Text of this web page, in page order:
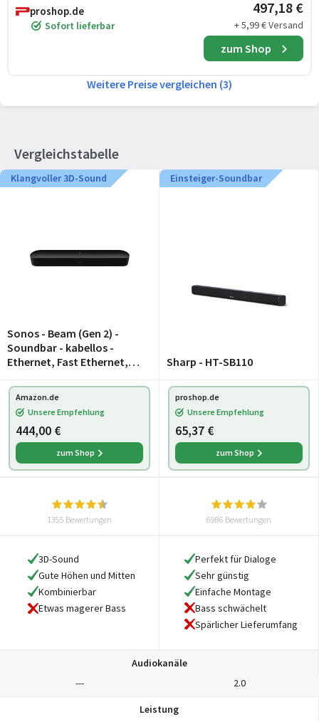
proshop.de
Sofort lieferbar
497,18 €
+ 5,99 € Versand
zum Shop
Weitere Preise vergleichen (3)
Vergleichstabelle
Klangvoller 3D-Sound
Sonos - Beam (Gen 2) -
Soundbar - kabellos -
Ethernet, Fast Ethernet,
schwarz
Einsteiger-Soundbar
Sharp - HT-SB110
Amazon.de
Unsere Empfehlung
444,00 €
zum Shop
proshop.de
Unsere Empfehlung
65,37 €
zum Shop
1355 Bewertungen 6986 Bewertungen
3D-Sound
Gute Höhen und Mitten
Kombinierbar
Etwas magerer Bass
Perfekt für Dialoge
Sehr günstig
Einfache Montage
Bass schwächelt
Spärlicher Lieferumfang
Audiokanäle
---
2.0
Leistung